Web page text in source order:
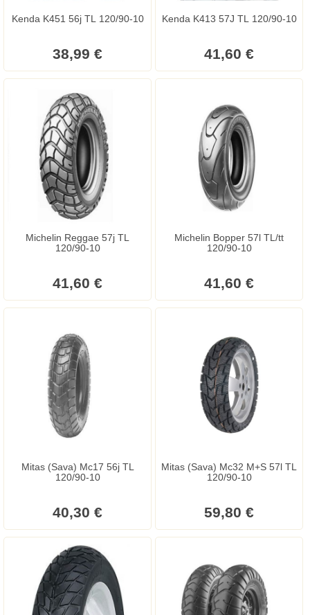
Kenda K451 56j TL 120/90-10
38,99 €
Kenda K413 57J TL 120/90-10
41,60 €
Michelin Reggae 57j TL
120/90-10
41,60 €
Michelin Bopper 57l TL/tt
120/90-10
41,60 €
Mitas (Sava) Mc17 56j TL
120/90-10
40,30 €
Mitas (Sava) Mc32 M+S 57l TL
120/90-10
59,80 €